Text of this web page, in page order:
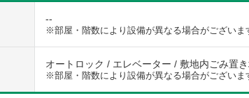
--
※部屋・階数により設備が異なる場合がございま
オートロック / エレベーター / 敷地内ごみ置
※部屋・階数により設備が異なる場合がございま